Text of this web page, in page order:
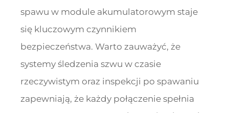
spawu w module akumulatorowym staje
się kluczowym czynnikiem
bezpieczeństwa. Warto zauważyć, że
systemy śledzenia szwu w czasie
rzeczywistym oraz inspekcji po spawaniu
zapewniają, że każdy połączenie spełnia